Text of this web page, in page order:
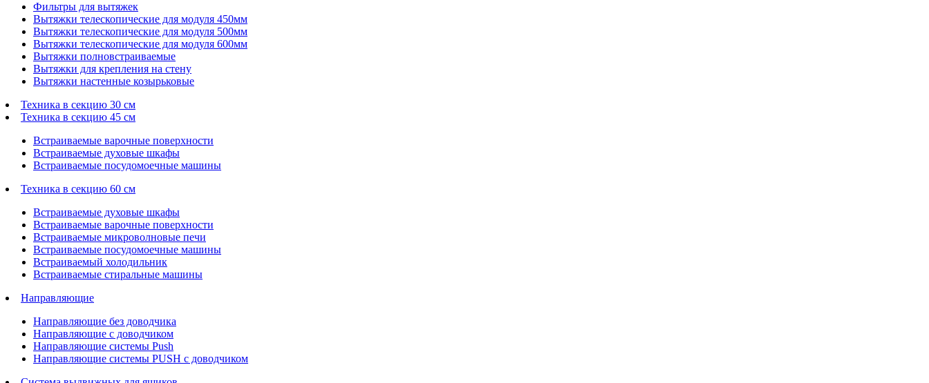
Фильтры для вытяжек
Вытяжки телескопические для модуля 450мм
Вытяжки телескопические для модуля 500мм
Вытяжки телескопические для модуля 600мм
Вытяжки полновстраиваемые
Вытяжки для крепления на стену
Вытяжки настенные козырьковые
Техника в секцию 30 см
Техника в секцию 45 см
Встраиваемые варочные поверхности
Встраиваемые духовые шкафы
Встраиваемые посудомоечные машины
Техника в секцию 60 см
Встраиваемые духовые шкафы
Встраиваемые варочные поверхности
Встраиваемые микроволновые печи
Встраиваемые посудомоечные машины
Встраиваемый холодильник
Встраиваемые стиральные машины
Направляющие
Направляющие без доводчика
Направляющие с доводчиком
Направляющие системы Push
Направляющие системы PUSH с доводчиком